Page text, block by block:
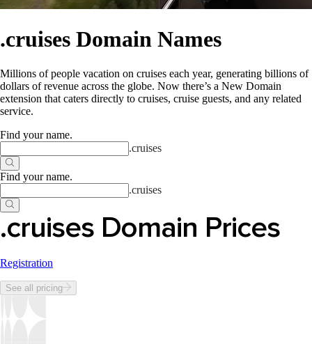
.cruises Domain Names
Millions of people vacation on cruises each year, generating billions of
dollars of revenue across the globe. Now there’s a New Domain
extension that caters directly to cruises, cruise guests, and any related
service.
Find your name.
.cruises
Find your name.
.cruises
.cruises Domain Prices
Registration
See all pricing